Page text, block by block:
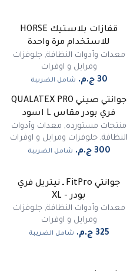
قفازات بلاستيك HORSE
للاستخدام مرة واحدة
معدات وأدوات النظافة,جلوفزات
ومرايل و اوفرات
شامل الضريبة
جوانتي صيني QUALATEX PRO
فري بودر مقاس L اسود
منتجات مستورده, معدات وأدوات
النظافة, جلوفزات ومرايل و اوفرات
شامل الضريبة
جوانتي FitPro ـ نيتريل فري
بودر - XL
معدات وأدوات النظافة,جلوفزات
ومرايل و اوفرات
شامل الضريبة